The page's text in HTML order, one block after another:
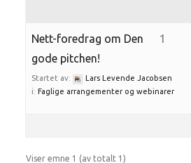
Nett-foredrag om Den
gode pitchen!
Startet av:
Lars Levende Jacobsen
i: Faglige arrangementer og webinarer
1
Viser emne 1 (av totalt 1)